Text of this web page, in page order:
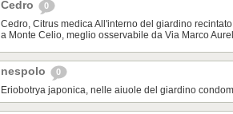
Cedro 0
Cedro, Citrus medica All'interno del giardino
a Monte Celio, meglio osservabile da Via Marco
nespolo 0
Eriobotrya japonica, nelle aiuole del giardino